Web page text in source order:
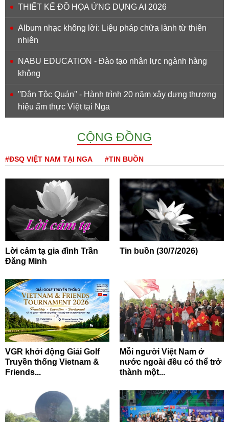
THIẾT KẾ ĐỒ HỌA ỨNG DỤNG AI 2026
Album nhạc không lời: Liệu pháp chữa lành từ thiên
nhiên
NABU EDUCATION - Đào tạo nhân lực ngành hàng
không
''Dân Tộc Quán'' - Hành trình 20 năm xây dựng thương
hiệu ẩm thực Việt tại Nga
CỘNG ĐỒNG
#ĐSQ VIỆT NAM TẠI NGA #TIN BUỒN
Lời cảm tạ gia đình Trần
Đăng Minh
Tin buồn (30/7/2026)
VGR khởi động Giải Golf
Truyền thống Vietnam &
Friends...
Mỗi người Việt Nam ở
nước ngoài đều có thể trở
thành một...